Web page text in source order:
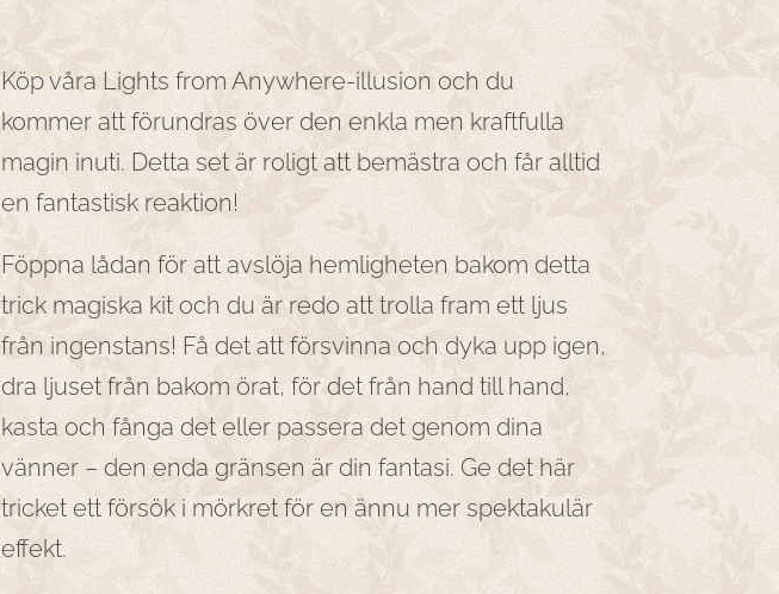
Köp våra Lights from Anywhere-illusion och du
kommer att förundras över den enkla men kraftfulla
magin inuti. Detta set är roligt att bemästra och får alltid
en fantastisk reaktion!
Föppna lådan för att avslöja hemligheten bakom detta
trick magiska kit och du är redo att trolla fram ett ljus
från ingenstans! Få det att försvinna och dyka upp igen,
dra ljuset från bakom örat, för det från hand till hand,
kasta och fånga det eller passera det genom dina
vänner – den enda gränsen är din fantasi. Ge det här
tricket ett försök i mörkret för en ännu mer spektakulär
effekt.